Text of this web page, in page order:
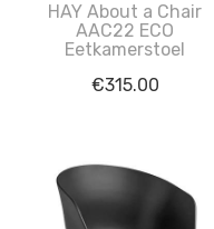
HAY About a Chair
AAC22 ECO
Eetkamerstoel
€315.00